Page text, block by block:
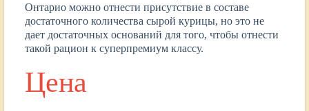
Онтарио можно отнести присутствие в составе
достаточного количества сырой курицы, но это не
дает достаточных оснований для того, чтобы отнести
такой рацион к суперпремиум классу.
Цена